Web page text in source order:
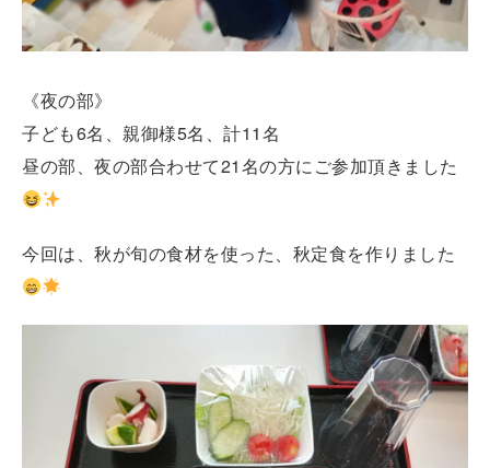
《夜の部》
子ども6名、親御様5名、計11名
昼の部、夜の部合わせて21名の方にご参加頂きました
今回は、秋が旬の食材を使った、秋定食を作りました